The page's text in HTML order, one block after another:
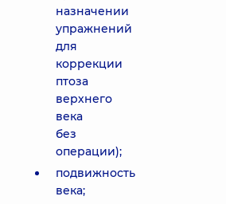
назначении
упражнений
для
коррекции
птоза
верхнего
века
без
операции);
подвижность
века;